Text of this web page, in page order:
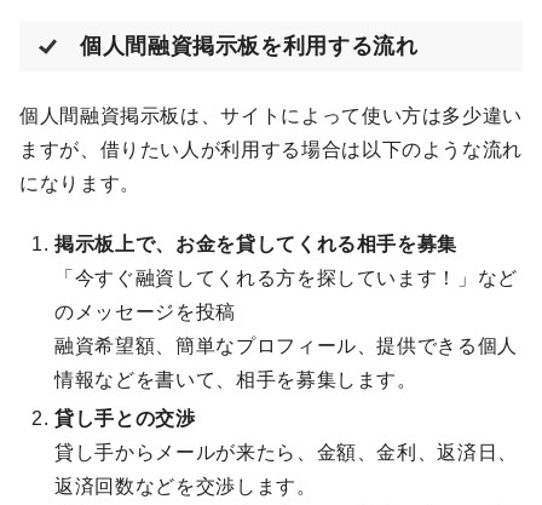
個人間融資掲示板を利用する流れ
個人間融資掲示板は、サイトによって使い方は多少違い
ますが、借りたい人が利用する場合は以下のような流れ
になります。
掲示板上で、お金を貸してくれる相手を募集
「今すぐ融資してくれる方を探しています！」など
のメッセージを投稿
融資希望額、簡単なプロフィール、提供できる個人
情報などを書いて、相手を募集します。
貸し手との交渉
貸し手からメールが来たら、金額、金利、返済日、
返済回数などを交渉します。